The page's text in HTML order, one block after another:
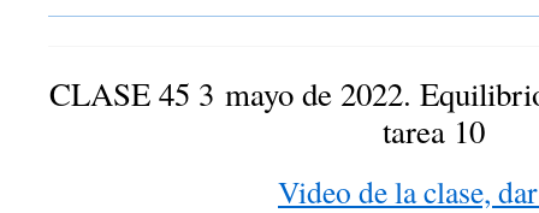
CLASE 45 3 mayo de 2022.
tarea 10
Video de la clase,